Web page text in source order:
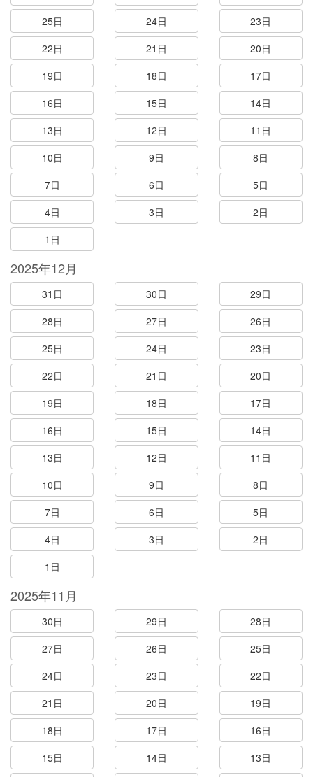
25日
24日
23日
22日
21日
20日
19日
18日
17日
16日
15日
14日
13日
12日
11日
10日
9日
8日
7日
6日
5日
4日
3日
2日
1日
2025年12月
31日 30日
29日
28日
27日
26日
25日
24日
23日
22日
21日
20日
19日
18日
17日
16日
15日
14日
13日
12日
11日
10日
9日
8日
7日
6日
5日
4日
3日
2日
1日
2025年11月
30日 29日
28日
27日
26日
25日
24日
23日
22日
21日
20日
19日
18日
17日
16日
15日
14日
13日